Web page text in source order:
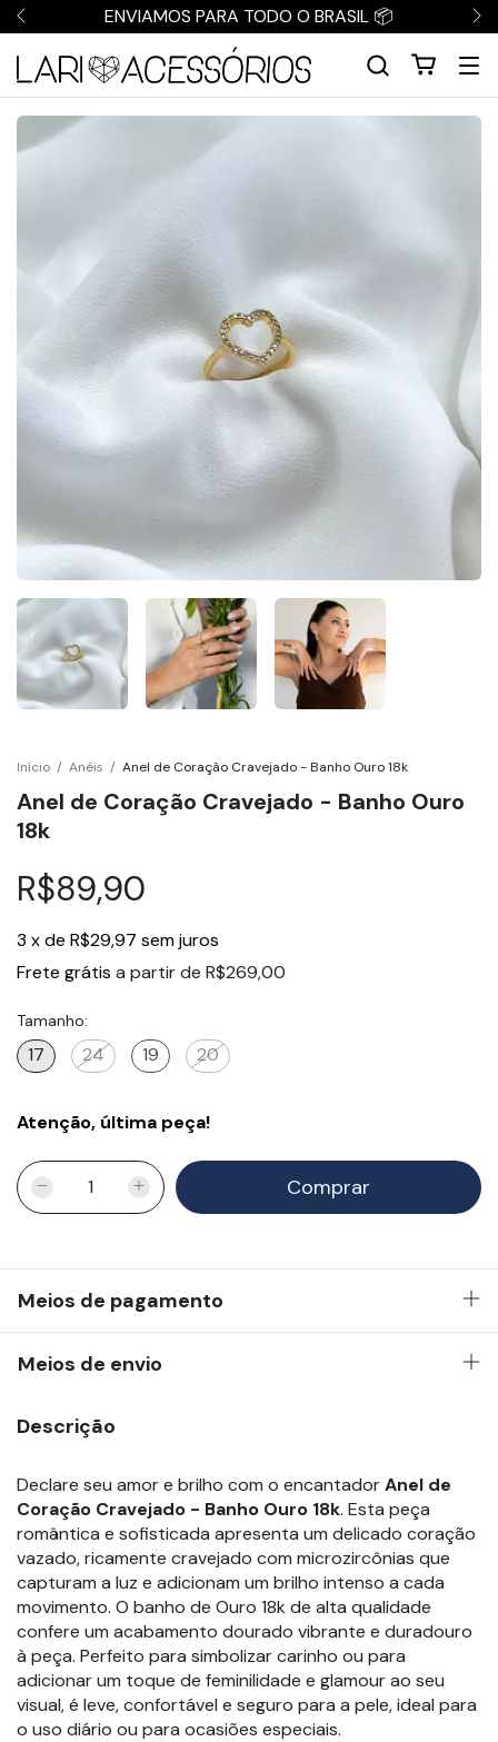
ENVIAMOS PARA TODO O BRASIL 📦
Início / Anéis / Anel de Coração Cravejado - Banho Ouro 18k
Anel de Coração Cravejado - Banho Ouro
18k
R$89,90
3 xde R$29,97 sem juros
Frete grátis a partir de R$269,00
Tamanho:
17 24 19 20
Atenção, última peça!
Meios de pagamento
Meios de envio
Descrição
Declare seu amor e brilho com o encantadorAnel de
Coração Cravejado - Banho Ouro 18k. Esta peça
romântica e sofisticada apresenta um delicado coração
vazado, ricamente cravejado com microzircônias que
capturam a luz e adicionam um brilho intenso a cada
movimento. O banho de Ouro 18k de alta qualidade
confere um acabamento dourado vibrante e duradouro
à peça. Perfeito para simbolizar carinho ou para
adicionar um toque de feminilidade e glamour ao seu
visual, é leve, confortável e seguro para a pele, ideal para
o uso diário ou para ocasiões especiais.